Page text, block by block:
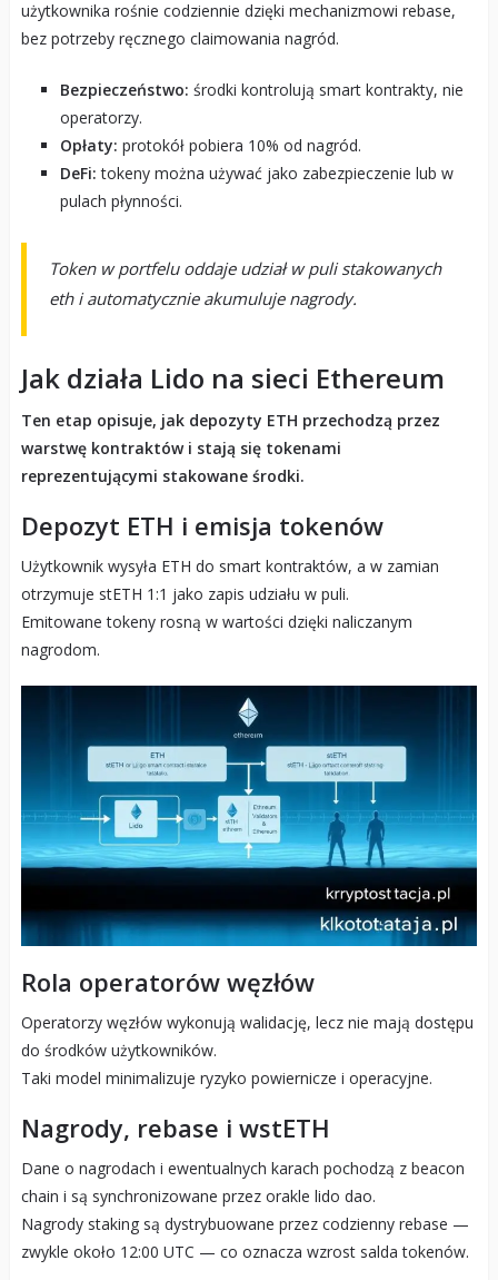
użytkownika rośnie codziennie dzięki mechanizmowi rebase,
bez potrzeby ręcznego claimowania nagród.
Bezpieczeństwo: środki kontrolują smart kontrakty, nie
operatorzy.
Opłaty: protokół pobiera 10% od nagród.
DeFi: tokeny można używać jako zabezpieczenie lub w
pulach płynności.
Token w portfelu oddaje udział w puli stakowanych
eth i automatycznie akumuluje nagrody.
Jak działa Lido na sieci Ethereum
Ten etap opisuje, jak depozyty ETH przechodzą przez
warstwę kontraktów i stają się tokenami
reprezentującymi stakowane środki.
Depozyt ETH i emisja tokenów
Użytkownik wysyła ETH do smart kontraktów, a w zamian
otrzymuje stETH 1:1 jako zapis udziału w puli.
Emitowane tokeny rosną w wartości dzięki naliczanym
nagrodom.
Rola operatorów węzłów
Operatorzy węzłów wykonują walidację, lecz nie mają dostępu
do środków użytkowników.
Taki model minimalizuje ryzyko powiernicze i operacyjne.
Nagrody, rebase i wstETH
Dane o nagrodach i ewentualnych karach pochodzą z beacon
chain i są synchronizowane przez orakle lido dao.
Nagrody staking są dystrybuowane przez codzienny rebase —
zwykle około 12:00 UTC — co oznacza wzrost salda tokenów.